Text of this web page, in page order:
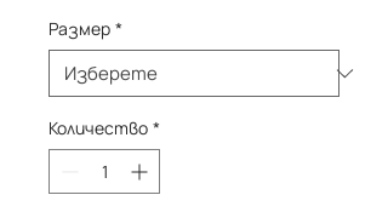
Размер *
Количество *